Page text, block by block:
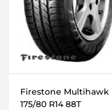
Firestone Multihawk
175/80 R14 88T